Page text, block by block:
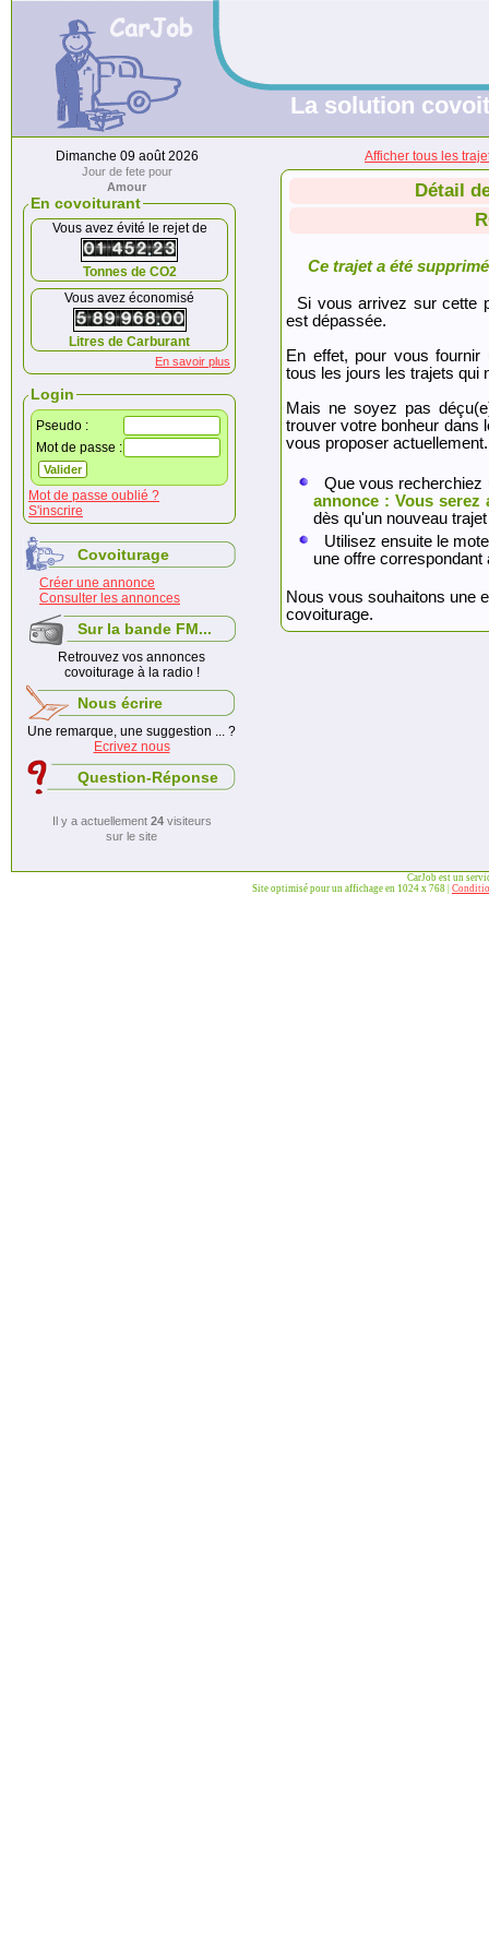
La solution
Dimanche 09 août 2026
Jour de fete pour
Amour
En covoiturant
Vous avez évité le rejet de
Tonnes de CO2
Vous avez économisé
Litres de Carburant
En savoir plus
Login
Pseudo :
Mot de passe :
Mot de passe oublié ?
S'inscrire
Covoiturage
Créer une annonce
Consulter les annonces
Sur la bande FM...
Retrouvez vos annonces
covoiturage à la radio !
Nous écrire
Une remarque, une suggestion ... ?
Ecrivez nous
Question-Réponse
Il y a actuellement 24visiteurs
sur le site
Afficher tous les
Détail
Ce trajet a été
Si vous arrivez sur cette
est dépassée.
En effet, pour vous fournir
tous les jours les trajets qui
Mais ne soyez pas
trouver votre bonheur dans
vous proposer actuellement.
Que vous
annonce : Vous serez
dès qu'un nouveau
Utilisez ensuite le
une offre
Nous vous souhaitons une
covoiturage.
CarJob est un
Site optimisé pour un affichage en 1024 x 768 |